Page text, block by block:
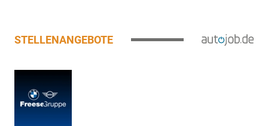
STELLENANGEBOTE